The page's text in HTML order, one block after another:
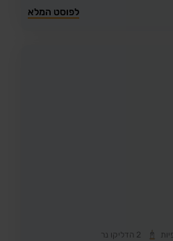
לפוסט המלא
2 הדליקו נר